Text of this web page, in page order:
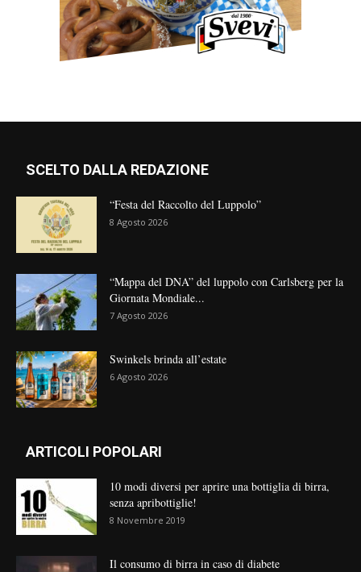
SCELTO DALLA REDAZIONE
“Festa del Raccolto del Luppolo”
8 Agosto 2026
“Mappa del DNA” del luppolo con Carlsberg per la
Giornata Mondiale...
7 Agosto 2026
Swinkels brinda all’estate
6 Agosto 2026
ARTICOLI POPOLARI
10 modi diversi per aprire una bottiglia di birra,
senza apribottiglie!
8 Novembre 2019
Il consumo di birra in caso di diabete